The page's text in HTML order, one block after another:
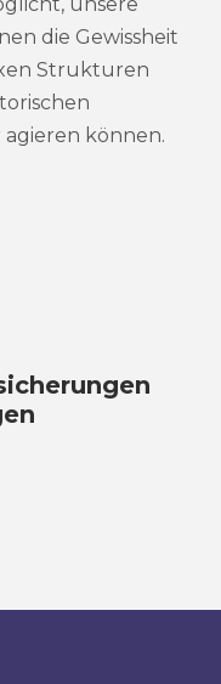
die Gewissheit
Strukturen
können.